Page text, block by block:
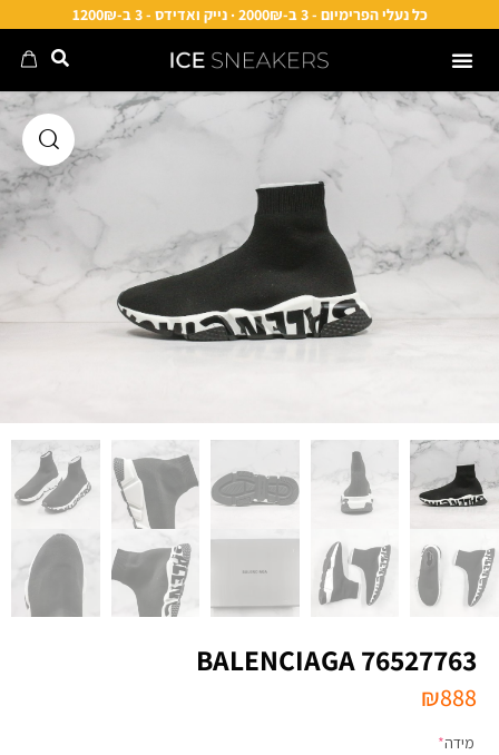
כל נעלי הפרימיום - 3 ב-2000₪ · נייק ואדידס - 3 ב-1200₪
BALENCIAGA 76527763
₪888
מידה*